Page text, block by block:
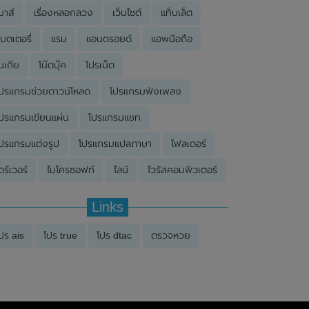
าส์ เรื่องหลอกลวง เว็บไซต์ แท็บเล็ต
ตเตอรี่ แรม แอนดรอยด์ แอพมือถือ
เกีย โน๊ตบุ๊ค โปรเน็ต
รแกรมช่วยดาวน์โหลด โปรแกรมฟังเพลง
รแกรมเขียนแผ่น โปรแกรมแชท
รแกรมแต่งรูป โปรแกรมแปลภาษา โฟลเดอร์
ร์เวอร์ ไมโครซอฟท์ ไลน์ ไวรัสคอมพิวเตอร์
Links
ร ais โปร true โปร dtac ตรวจหวย